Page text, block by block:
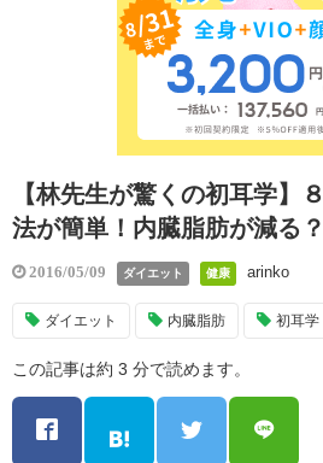
【林先生が驚くの初耳学】
法が簡単！内臓脂肪が減る？
2016/05/09 ダイエット 健康 arinko
ダイエット 内臓脂肪 初耳学
この記事は約 3 分で読めます。